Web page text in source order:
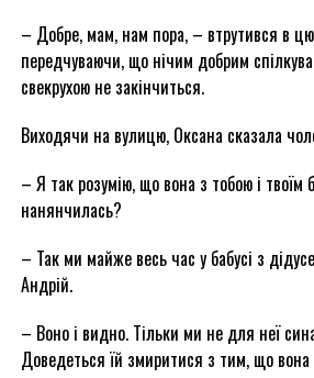
– Добре, мам, нам пора, – втрутився в
передчуваючи, що нічим добрим
свекрухою не закінчиться.
Виходячи на вулицю, Оксана сказала
– Я так розумію, що вона з тобою і твоїм
нанянчилась?
– Так ми майже весь час у бабусі з
Андрій.
– Воно і видно. Тільки ми не для неї
Доведеться їй змиритися з тим, що вона